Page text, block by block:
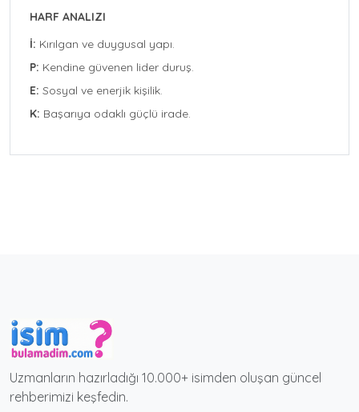
HARF ANALIZI
İ: Kırılgan ve duygusal yapı.
P: Kendine güvenen lider duruş.
E: Sosyal ve enerjik kişilik.
K: Başarıya odaklı güçlü irade.
Uzmanların hazırladığı 10.000+ isimden oluşan güncel
rehberimizi keşfedin.